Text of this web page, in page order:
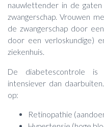
nauwlettender in de
zwangerschap. Vrouwen
de zwangerschap door
door een verloskundige)
ziekenhuis.
De diabetescontrole is
intensiever dan
op:
Retinopathie